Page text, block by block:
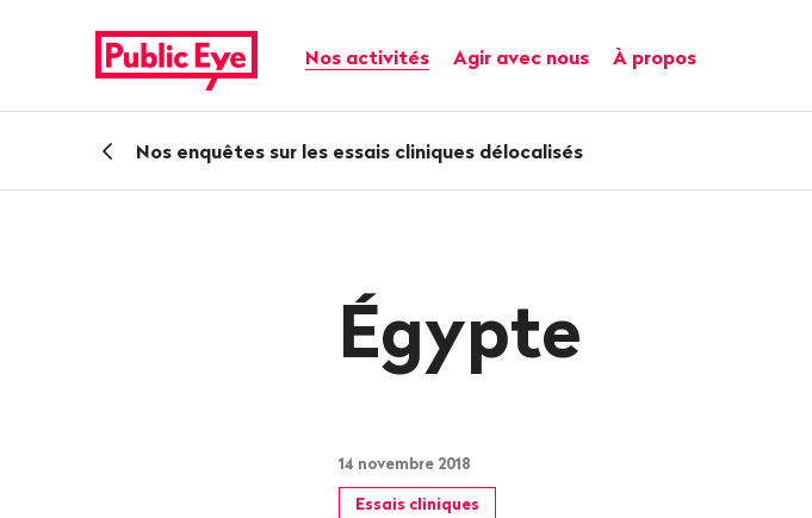
publiceye.ch
Navigation principale
Nos activités Agir avec nous À propos
RetourNos enquêtes sur les essais cliniques délocalisés
Égypte
14 novembre 2018
Essais cliniques